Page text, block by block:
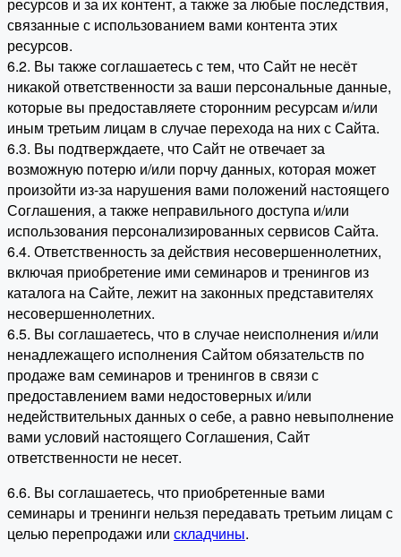
связанные с использованием вами контента этих
ресурсов.
6.2. Вы также соглашаетесь с тем, что Сайт не несёт
никакой ответственности за ваши персональные данные,
которые вы предоставляете сторонним ресурсам и/или
иным третьим лицам в случае перехода на них с Сайта.
6.3. Вы подтверждаете, что Сайт не отвечает за
возможную потерю и/или порчу данных, которая может
произойти из-за нарушения вами положений настоящего
Соглашения, а также неправильного доступа и/или
использования персонализированных сервисов Сайта.
6.4. Ответственность за действия несовершеннолетних,
включая приобретение ими семинаров и тренингов из
каталога на Сайте, лежит на законных представителях
несовершеннолетних.
6.5. Вы соглашаетесь, что в случае неисполнения и/или
ненадлежащего исполнения Сайтом обязательств по
продаже вам семинаров и тренингов в связи с
предоставлением вами недостоверных и/или
недействительных данных о себе, а равно невыполнение
вами условий настоящего Соглашения, Сайт
ответственности не несет.
6.6. Вы соглашаетесь, что приобретенные вами
семинары и тренинги нельзя передавать третьим лицам с
целью перепродажи или складчины.